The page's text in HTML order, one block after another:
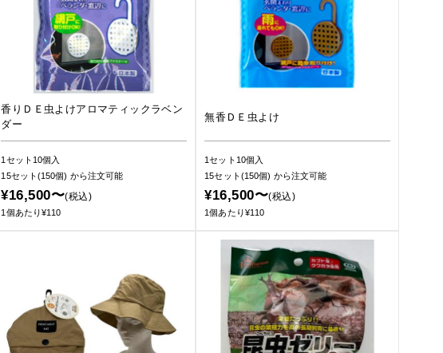
香りＤＥ虫よけアロマティックラベン
ダー
1セット10個入
15セット(150個) から注文可能
¥16,500〜(税込)
1個あたり¥110
無香ＤＥ虫よけ
1セット10個入
15セット(150個) から注文可能
¥16,500〜(税込)
1個あたり¥110